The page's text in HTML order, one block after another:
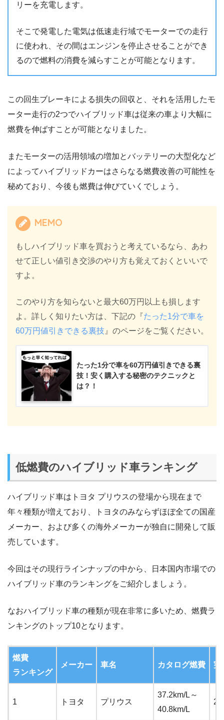
リーを充電します。
そこで発電した電気は低速走行域でモーターでの走行
に使われ、その間はエンジンを停止させることができ
るので燃料の消費を減らすことが可能となります。
この回生ブレーキによる損失の回収と、それを活用したモ
ーター走行の2つでハイブリッド車は従来の車より大幅に
燃費を伸ばすことが可能となりました。
またモーターの活用領域の増加とバッテリーの大型化など
によってハイブリッドカーはさらなる燃費改善の可能性を
秘めており、今後も燃費は伸びていくでしょう。
MEMO
もしハイブリッド車を買おうと考えているなら、あわ
せて正しい値引き交渉のやり方も覚えておくといいで
すよ。
このやり方を知らないと最大60万円以上も損します
よ。詳しく知りたい方は、下記の『たった1分で車を
60万円値引きできる裏技 』のページをご覧ください。
たった1分で車を60万円値引きできる裏
技！安く購入する秘密のテクニックと
は？！
低燃費のハイブリッド車ランキング
ハイブリッド車はトヨタ プリウスの登場から現在まで
年々種類が増えており、トヨタのみならずほぼ全ての国産
メーカー、および多くの海外メーカーが独自に開発して販
売しています。
今回はその現行ラインナップの中から、日本国内市場での
ハイブリッド車のランキングをご紹介しましょう。
なおハイブリッド車の種類が現在非常に多いため、燃費ラ
ンキングのトップ10となります。
燃費
ランキング
メーカー 車名 カタログ燃費 実
1 トヨタ プリウス
37.2km/L～
40.8km/L